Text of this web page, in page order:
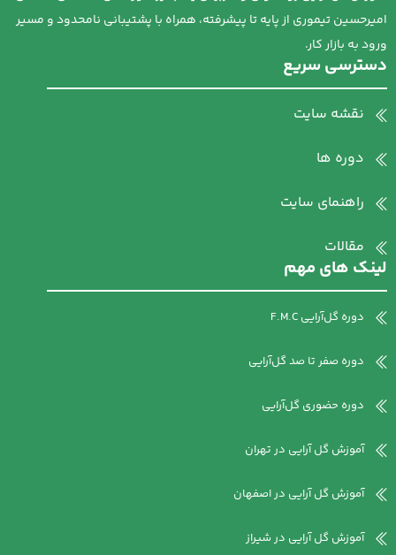
امیرحسین تیموری از پایه تا پیشرفته، همراه با پشتیبانی نامحدود و مسیر
ورود به بازار کار.
دسترسی سریع
نقشه سایت
دوره ها
راهنمای سایت
مقالات
لینک های مهم
دوره گل‌آرایی F.M.C
دوره صفر تا صد گل‌آرایی
دوره حضوری گل‌آرایی
آموزش گل آرایی در تهران
آموزش گل آرایی در اصفهان
آموزش گل آرایی در شیراز